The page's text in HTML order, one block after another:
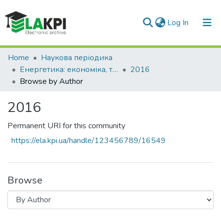
Log In (current)
Communities & Collections
All of DSpace
Home
Наукова періодика
Енергетика: економіка, технології, екологія
2016
Browse by Author
2016
Permanent URI for this community
https://ela.kpi.ua/handle/123456789/16549
Browse